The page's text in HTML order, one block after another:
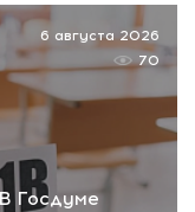
Госдуме
6 августа 2026
70